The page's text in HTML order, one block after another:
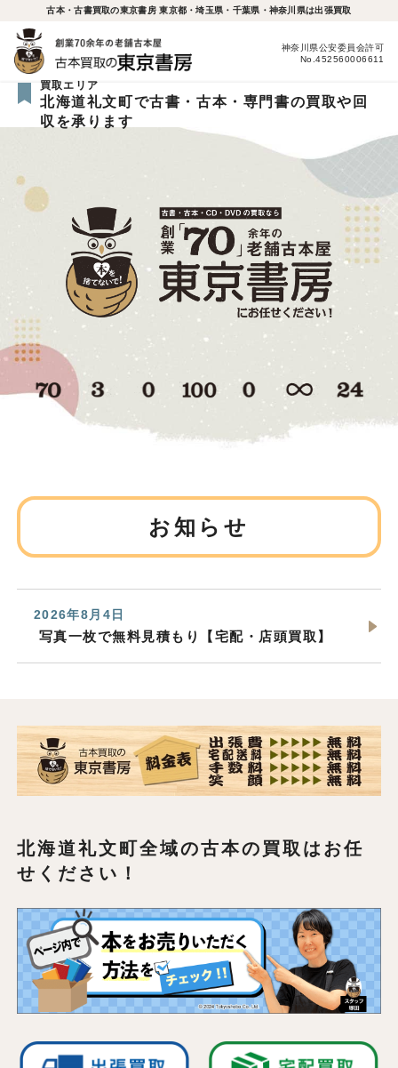
古本・古書買取の東京書房 東京都・埼玉県・千葉県・神奈川県は出張買取
神奈川県公安委員会許可
No.452560006611
買取エリア
北海道礼文町で古書・古本・専門書の買取や回
収を承ります
お知らせ
2026年8月4日
写真一枚で無料見積もり【宅配・店頭買取】
北海道礼文町全域の古本の買取はお任
せください！